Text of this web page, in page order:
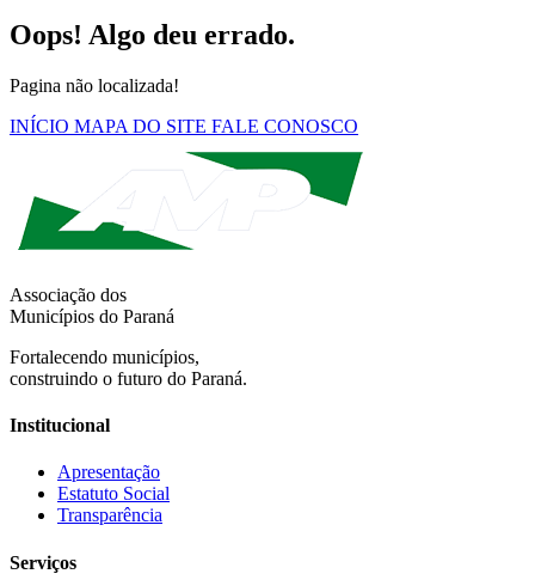
Oops! Algo deu errado.
Pagina não localizada!
INÍCIO MAPA DO SITE FALE CONOSCO
Associação dos
Municípios do Paraná
Fortalecendo municípios,
construindo o futuro do Paraná.
Institucional
Apresentação
Estatuto Social
Transparência
Serviços